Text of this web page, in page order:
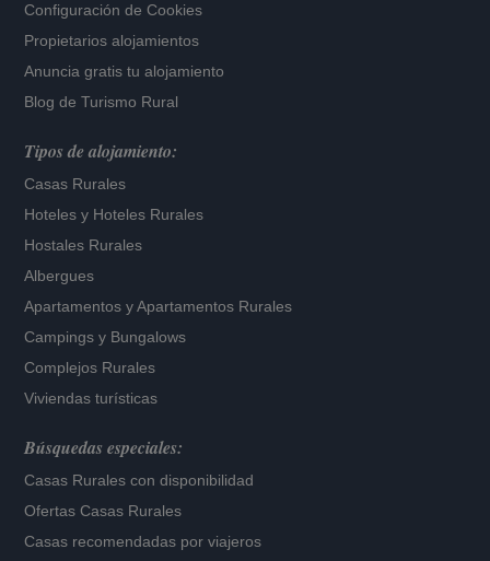
Configuración de Cookies
Propietarios alojamientos
Anuncia gratis tu alojamiento
Blog de Turismo Rural
Tipos de alojamiento:
Casas Rurales
Hoteles y Hoteles Rurales
Hostales Rurales
Albergues
Apartamentos yApartamentos Rurales
Campings y Bungalows
Complejos Rurales
Viviendas turísticas
Búsquedas especiales:
Casas Rurales con disponibilidad
Ofertas Casas Rurales
Casas recomendadas por viajeros